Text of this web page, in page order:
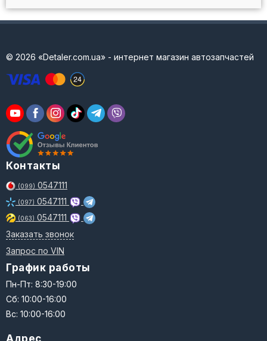
© 2026 «Detaler.com.ua» - интернет магазин автозапчастей
Контакты
(099) 0547111
(097) 0547111
(063) 0547111
Заказать звонок
Запрос по VIN
График работы
Пн-Пт: 8:30-19:00
Сб: 10:00-16:00
Вс: 10:00-16:00
Адрес